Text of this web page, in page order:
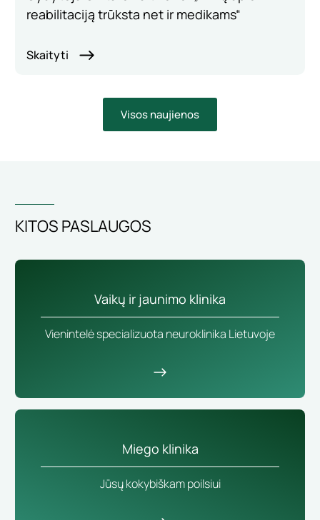
reabilitaciją trūksta net ir medikams“
Skaityti
Visos naujienos
KITOS PASLAUGOS
Vaikų ir jaunimo klinika
Vienintelė specializuota neuroklinika Lietuvoje
Miego klinika
Jūsų kokybiškam poilsiui